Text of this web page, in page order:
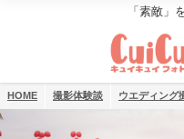
「素敵」
HOME 撮影体験談 ウエディング